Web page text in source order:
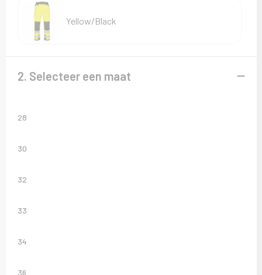
T-Shirts
Yellow/Black
2. Selecteer een maat
28
30
32
33
34
36